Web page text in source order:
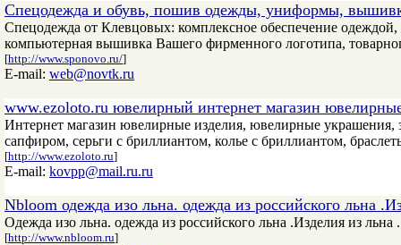
Спецодежда и обувь, пошив одежды, униформы,
Спецодежда от Клевцовых: комплексное обеспечение
компьютерная вышивка Вашего фирменного логотипа,
[http://www.sponovo.ru/]
E-mail: web@novtk.ru
www.ezoloto.ru ювелирный интернет магазин
Интернет магазин ювелирные изделия, ювелирные украшения,
сапфиром, серьги с бриллиантом, колье с бриллиантом,
[http://www.ezoloto.ru]
E-mail: kovpp@mail.ru.ru
Nbloom одежда изо льна. одежда из российского льна
Одежда изо льна. одежда из российского льна .Изделия из
[http://www.nbloom.ru]